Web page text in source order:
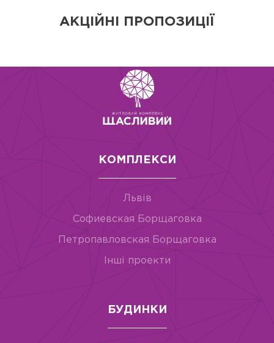
АКЦІЙНІ ПРОПОЗИЦІЇ
КОМПЛЕКСИ
Львів
Софиевская Борщаговка
Петропавловская Борщаговка
Інші проекти
БУДИНКИ